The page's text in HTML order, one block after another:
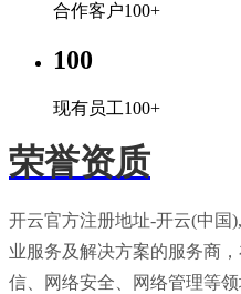
合作客户100+
100
现有员工100+
荣誉资质
开云官方注册地址-开云(中国
业服务及解决方案的服务商
信、网络安全、网络管理等